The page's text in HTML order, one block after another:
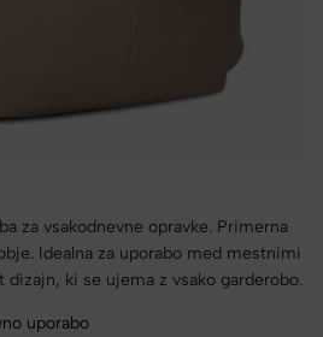
za vsakodnevne opravke. Primerna
Idealna za uporabo med mestnimi
dizajn, ki se ujema z vsako garderobo.
uporabo